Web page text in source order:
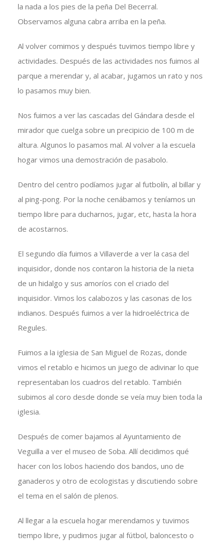
la nada a los pies de la peña Del Becerral.
Observamos alguna cabra arriba en la peña.
Al volver comimos y después tuvimos tiempo libre y
actividades. Después de las actividades nos fuimos al
parque a merendar y, al acabar, jugamos un rato y nos
lo pasamos muy bien.
Nos fuimos a ver las cascadas del Gándara desde el
mirador que cuelga sobre un precipicio de 100 m de
altura. Algunos lo pasamos mal. Al volver a la escuela
hogar vimos una demostración de pasabolo.
Dentro del centro podíamos jugar al futbolín, al billar y
al ping-pong. Por la noche cenábamos y teníamos un
tiempo libre para ducharnos, jugar, etc, hasta la hora
de acostarnos.
El segundo día fuimos a Villaverde a ver la casa del
inquisidor, donde nos contaron la historia de la nieta
de un hidalgo y sus amoríos con el criado del
inquisidor. Vimos los calabozos y las casonas de los
indianos. Después fuimos a ver la hidroeléctrica de
Regules.
Fuimos a la iglesia de San Miguel de Rozas, donde
vimos el retablo e hicimos un juego de adivinar lo que
representaban los cuadros del retablo. También
subimos al coro desde donde se veía muy bien toda la
iglesia.
Después de comer bajamos al Ayuntamiento de
Veguilla a ver el museo de Soba. Allí decidimos qué
hacer con los lobos haciendo dos bandos, uno de
ganaderos y otro de ecologistas y discutiendo sobre
el tema en el salón de plenos.
Al llegar a la escuela hogar merendamos y tuvimos
tiempo libre, y pudimos jugar al fútbol, baloncesto o